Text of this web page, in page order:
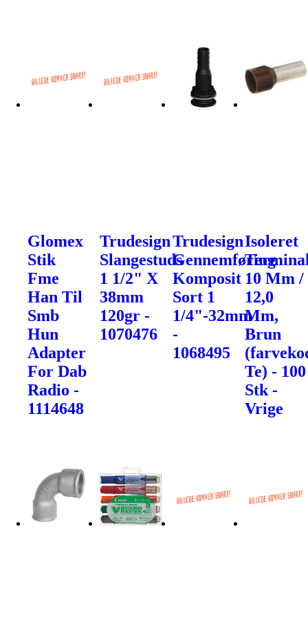
Glomex
Stik
Fme
Han Til
Smb
Hun
Adapter
For Dab
Radio -
1114648
Trudesign
Slangestuds
1 1/2" X
38mm
120gr -
1070476
Trudesign
Gennemføring
Komposit
Sort 1
1/4"-32mm
-
1068495
Isoleret
10 Mm /
12,0
Mm,
Brun
Te) - 100
Stk -
Vrige